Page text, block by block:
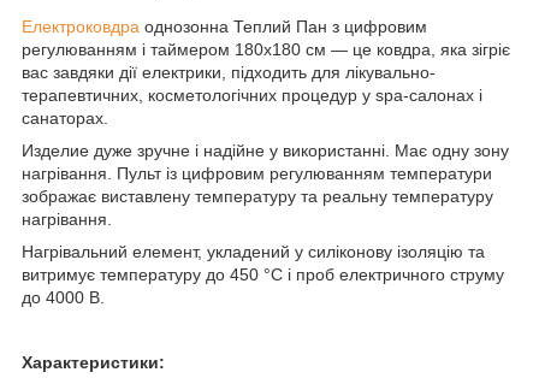
Електроковдра однозонна Теплий Пан з цифровим
регулюванням і таймером 180x180 см — це ковдра, яка зігріє
вас завдяки дії електрики, підходить для лікувально-
терапевтичних, косметологічних процедур у spa-салонах і
санаторах.
Изделие дуже зручне і надійне у використанні. Має одну зону
нагрівання. Пульт із цифровим регулюванням температури
зображає виставлену температуру та реальну температуру
нагрівання.
Нагрівальний елемент, укладений у силіконову ізоляцію та
витримує температуру до 450 °C і проб електричного струму
до 4000 В.
Характеристики: